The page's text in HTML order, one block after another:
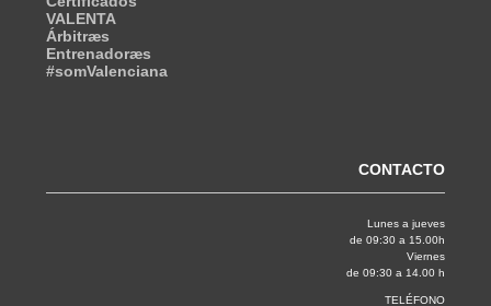
VALENTA
Árbitræs
Entrenadoræs
#somValenciana
CONTACTO
Lunes a jueves
de 09:30 a 15.00h
Viernes
de 09:30 a 14.00 h
TELÉFONO